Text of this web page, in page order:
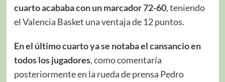
cuarto acababa con un marcador 72-60, teniendo
el Valencia Basket una ventaja de 12 puntos.
En el último cuarto ya se notaba el cansancio en
todos los jugadores, como comentaría
posteriormente en la rueda de prensa Pedro